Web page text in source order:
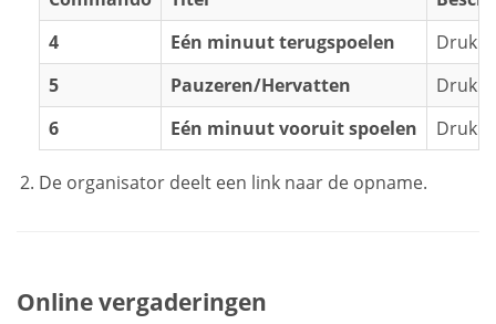
4
Eén minuut terugspoelen
Druk
5
Pauzeren/Hervatten
Druk
6
Eén minuut vooruit spoelen Druk
De organisator deelt een link naar de opname.
Online vergaderingen